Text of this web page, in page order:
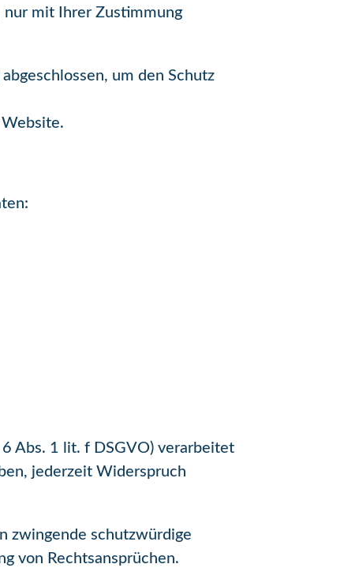
nur mit Ihrer Zustimmung
um den Schutz
Abs. 1 lit. f DSGVO) verarbeitet
jederzeit Widerspruch
zwingende schutzwürdige
von Rechtsansprüchen.